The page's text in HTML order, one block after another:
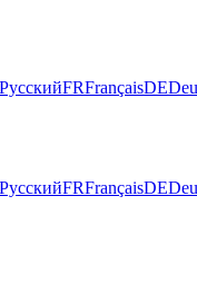
РусскийFRFrançaisDE
РусскийFRFrançaisDE